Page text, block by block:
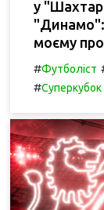
у
"Динамо":
моєму
#Футболіст
#